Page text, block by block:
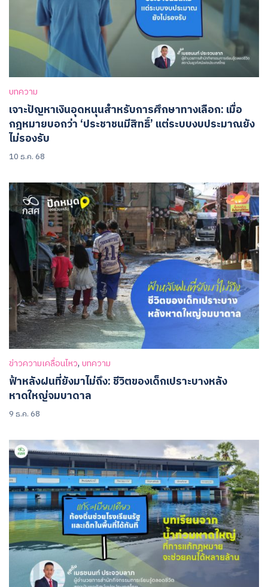
บทความ
เจาะปัญหาเงินอุดหนุนสำหรับการศึกษาทางเลือก: เมื่อ
กฎหมายบอกว่า ‘ประชาชนมีสิทธิ์’ แต่ระบบงบประมาณยัง
ไม่รองรับ
10 ธ.ค. 68
ข่าวความเคลื่อนไหว, บทความ
ฟ้าหลังฝนที่ยังมาไม่ถึง: ชีวิตของเด็กเปราะบางหลัง
หาดใหญ่จมบาดาล
9 ธ.ค. 68